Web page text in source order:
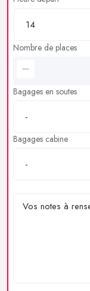
Nombre de places
Bagages en soutes
Bagages cabine